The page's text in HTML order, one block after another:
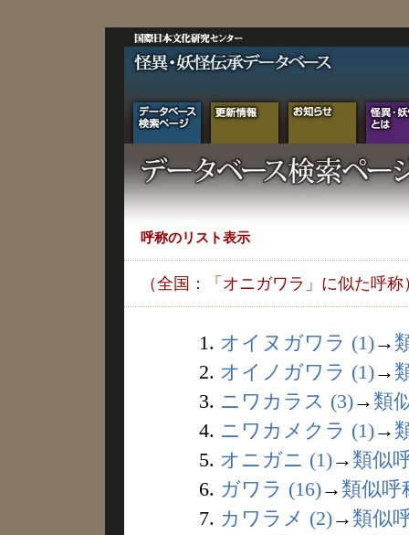
呼称のリスト表示
（全国：「オニガワラ」に似た呼称
1. オイヌガワラ (1)→
2. オイノガワラ (1)→
3. ニワカラス (3)→ 類
4. ニワカメクラ (1)→
5. オニガニ (1)→ 類似
6. ガワラ (16)→ 類似呼
7. カワラメ (2)→ 類似